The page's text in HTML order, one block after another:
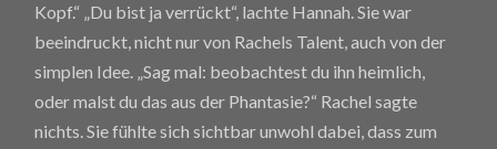
Kopf.“ „Du bist ja verrückt“, lachte Hannah. Sie war
beeindruckt, nicht nur von Rachels Talent, auch von der
simplen Idee. „Sag mal: beobachtest du ihn heimlich,
oder malst du das aus der Phantasie?“ Rachel sagte
nichts. Sie fühlte sich sichtbar unwohl dabei, dass zum